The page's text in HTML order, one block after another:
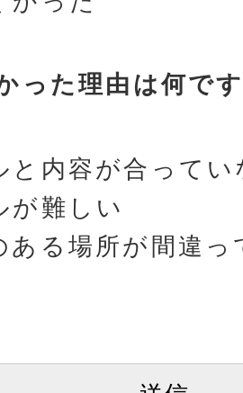
った理由は何で
と内容が合ってい
が難しい
ある場所が間違っ